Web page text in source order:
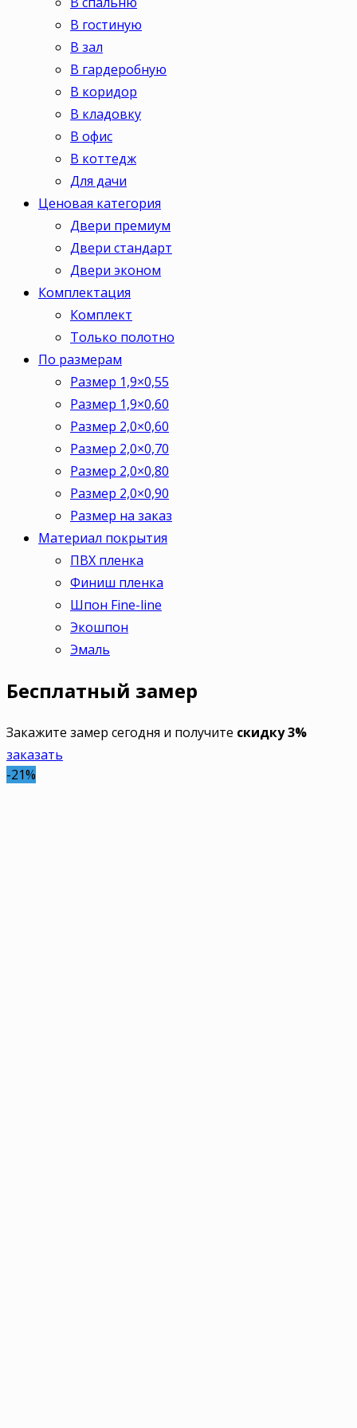
В гостиную
В зал
В гардеробную
В коридор
В кладовку
В офис
В коттедж
Для дачи
Ценовая категория
Двери премиум
Двери стандарт
Двери эконом
Комплектация
Комплект
Только полотно
По размерам
Размер 1,9×0,55
Размер 1,9×0,60
Размер 2,0×0,60
Размер 2,0×0,70
Размер 2,0×0,80
Размер 2,0×0,90
Размер на заказ
Материал покрытия
ПВХ пленка
Финиш пленка
Шпон Fine-line
Экошпон
Эмаль
Бесплатный замер
Закажите замер сегодня и получите скидку 3%
заказать
-21%